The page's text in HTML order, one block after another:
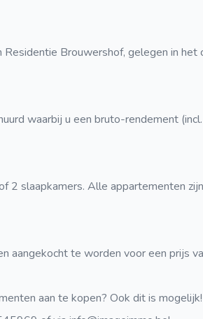
Brouwershof, gelegen in
waarbij u een bruto-rendement
2 slaapkamers. Alle appartementen
aangekocht te worden voor een prijs
aan te kopen? Ook dit is mogelijk!